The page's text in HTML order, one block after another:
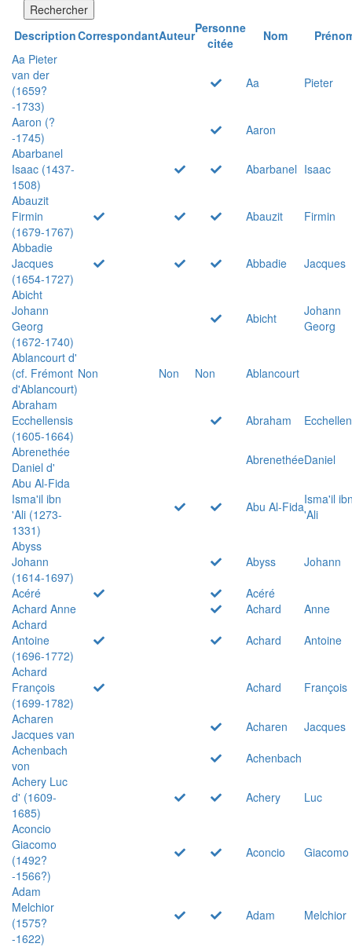
Rechercher
DescriptionCorrespondantAuteurPersonne
citée
Nom
Aa Pieter
van der
(1659?
-1733)
Aa Pieter
Aaron (?
-1745)
Aaron
Abarbanel
Isaac (1437-
1508)
Abarbanel Isaac
Abauzit
Firmin
(1679-1767)
Abauzit
Firmin
Abbadie
Jacques
(1654-1727)
Abbadie
Jacques
Abicht
Johann
Georg
(1672-1740)
Abicht
Johann
Georg
Ablancourt d'
(cf. Frémont
d'Ablancourt)
Non Non Non
Ablancourt
Abraham
Ecchellensis
(1605-1664)
Abraham
Abrenethée
Daniel d'
AbrenethéeDaniel
Abu Al-Fida
Isma'il ibn
'Ali (1273-
1331)
Abu Al-FidaIsma'il
'Ali
Abyss
Johann
(1614-1697)
Abyss
Johann
Acéré
Acéré
Achard Anne
Achard
Anne
Achard
Antoine
(1696-1772)
Achard
Antoine
Achard
François
(1699-1782)
Achard
François
Acharen
Jacques van
Acharen
Jacques
Achenbach
von
Achenbach
Achery Luc
d' (1609-
1685)
Achery
Luc
Aconcio
Giacomo
(1492?
-1566?)
Aconcio Giacomo
Adam
Melchior
(1575?
-1622)
Adam Melchior